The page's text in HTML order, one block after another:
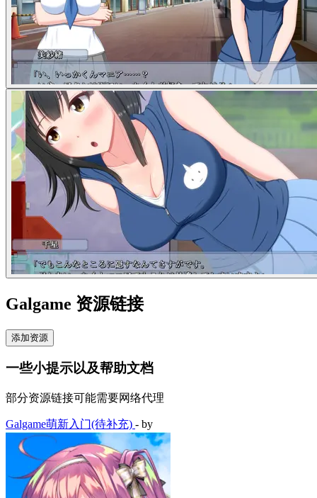
Galgame 资源链接
添加资源
一些小提示以及帮助文档
部分资源链接可能需要网络代理
Galgame萌新入门(待补充) - by